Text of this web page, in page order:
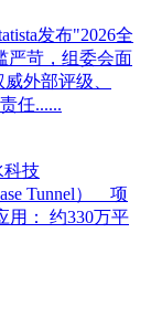
发布"2026全
严苛，组委会面
外部评级、
任......
科技
Tunnel） 项
： 约330万平